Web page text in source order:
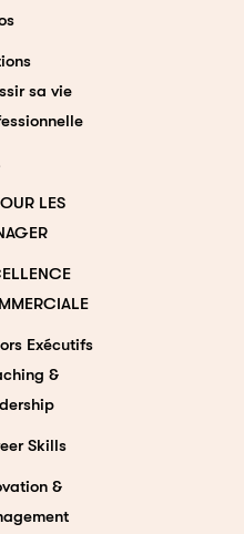
sa vie
LES
Exécutifs
&
Skills
&